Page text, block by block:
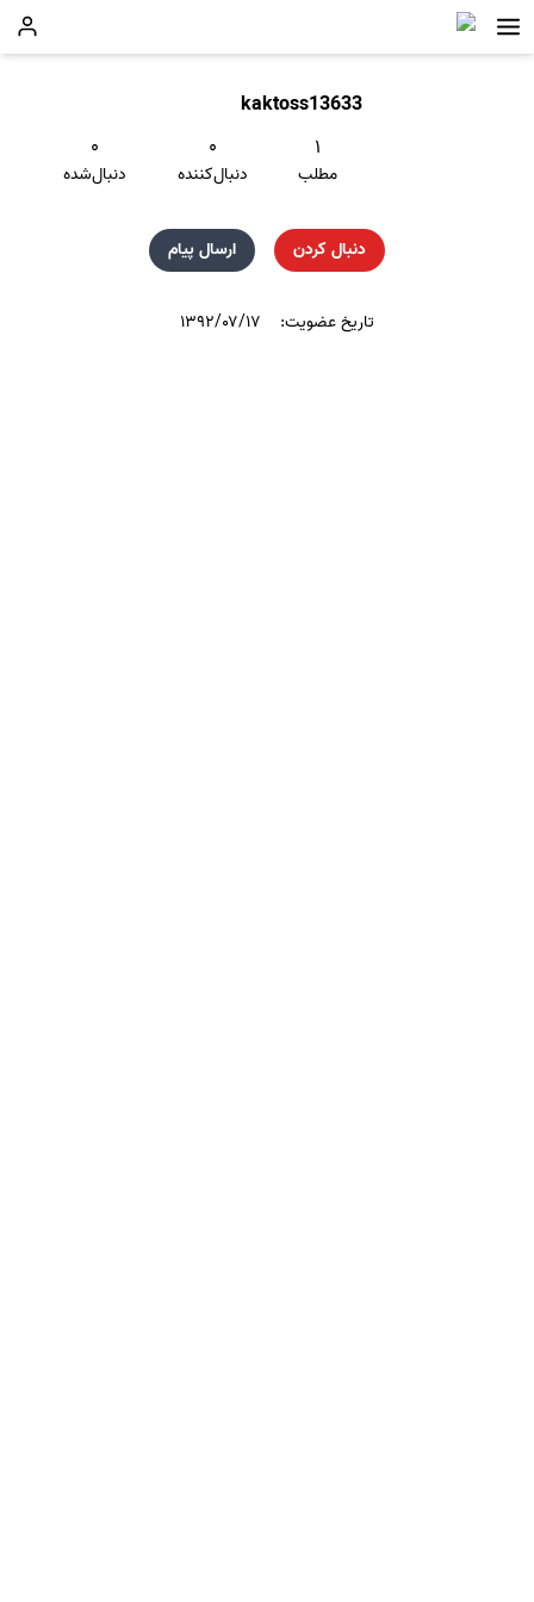
kaktoss13633
۱
مطلب
۰
دنبال‌کننده
۰
دنبال‌شده
دنبال کردن ارسال پیام
تاریخ عضویت: ۱۳۹۲/۰۷/۱۷